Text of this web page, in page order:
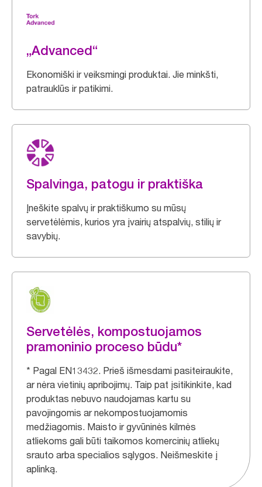
„Advanced“
Ekonomiški ir veiksmingi produktai. Jie minkšti,
patrauklūs ir patikimi.
Spalvinga, patogu ir praktiška
Įneškite spalvų ir praktiškumo su mūsų
servetėlėmis, kurios yra įvairių atspalvių, stilių ir
savybių.
Servetėlės, kompostuojamos
pramoninio proceso būdu*
* Pagal EN13432. Prieš išmesdami pasiteiraukite,
ar nėra vietinių apribojimų. Taip pat įsitikinkite, kad
produktas nebuvo naudojamas kartu su
pavojingomis ar nekompostuojamomis
medžiagomis. Maisto ir gyvūninės kilmės
atliekoms gali būti taikomos komercinių atliekų
srauto arba specialios sąlygos. Neišmeskite į
aplinką.​